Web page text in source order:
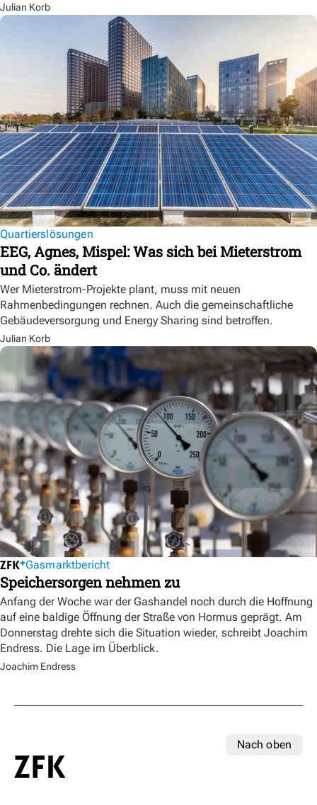
Julian Korb
Quartierslösungen
EEG, Agnes, Mispel: Was sich bei Mieterstrom
und Co. ändert
Wer Mieterstrom-Projekte plant, muss mit neuen
Rahmenbedingungen rechnen. Auch die gemeinschaftliche
Gebäudeversorgung und Energy Sharing sind betroffen.
Julian Korb
Gasmarktbericht
Speichersorgen nehmen zu
Anfang der Woche war der Gashandel noch durch die Hoffnung
auf eine baldige Öffnung der Straße von Hormus geprägt. Am
Donnerstag drehte sich die Situation wieder, schreibt Joachim
Endress. Die Lage im Überblick.
Joachim Endress
Nach oben